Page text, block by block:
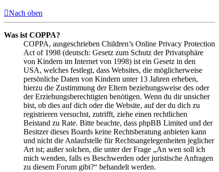
Nach oben
Was ist COPPA?
COPPA, ausgeschrieben Children’s Online Privacy Protection
Act of 1998 (deutsch: Gesetz zum Schutz der Privatsphäre
von Kindern im Internet von 1998) ist ein Gesetz in den
USA, welches festlegt, dass Websites, die möglicherweise
persönliche Daten von Kindern unter 13 Jahren erheben,
hierzu die Zustimmung der Eltern beziehungsweise des oder
der Erziehungsberechtigten benötigen. Wenn du dir unsicher
bist, ob dies auf dich oder die Website, auf der du dich zu
registrieren versuchst, zutrifft, ziehe einen rechtlichen
Beistand zu Rate. Bitte beachte, dass phpBB Limited und der
Besitzer dieses Boards keine Rechtsberatung anbieten kann
und nicht die Anlaufstelle für Rechtsangelegenheiten jeglicher
Art ist; außer solchen, die unter der Frage „An wen soll ich
mich wenden, falls es Beschwerden oder juristische Anfragen
zu diesem Forum gibt?“ behandelt werden.